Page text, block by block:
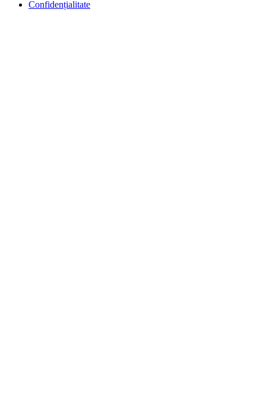
Confidențialitate